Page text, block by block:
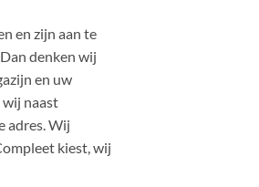
en zijn aan te
denken wij
en uw
naast
adres. Wij
kiest, wij